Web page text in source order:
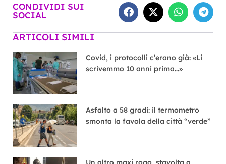
CONDIVIDI SUI
SOCIAL
ARTICOLI SIMILI
Covid, i protocolli c’erano già: «Li
scrivemmo 10 anni prima…»
Asfalto a 58 gradi: il termometro
smonta la favola della città “verde”